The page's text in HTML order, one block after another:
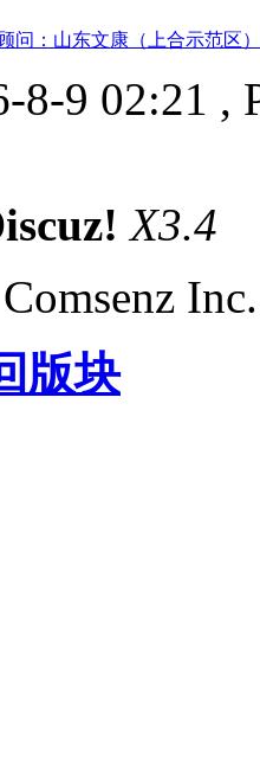
问：山东文康（上合示范区
8-9 02:21 ,
X3.4
Inc.
版块